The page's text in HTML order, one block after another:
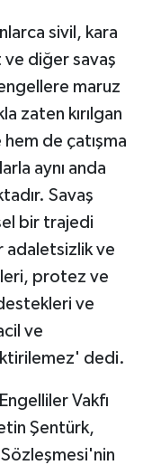
sivil, kara
ve diğer savaş
engellere maruz
zaten kırılgan
de çatışma
aynı anda
Savaş
bir trajedi
adaletsizlik ve
protez ve
ve
ve
dedi.
Vakfı
Şentürk,